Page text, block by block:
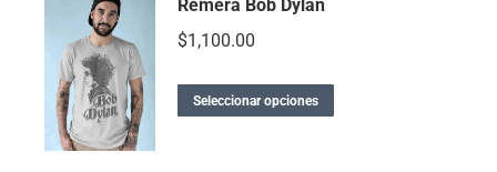
Remera Bob Dylan
$1,100.00
Seleccionar opciones